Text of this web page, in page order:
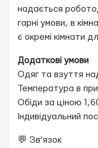
надається
гарні умови, в
є окремі кімнати
Додаткові умови
Одяг та взуття
Температура в
Обіди за ціною
Індивідуальний
💬 Зв’язок